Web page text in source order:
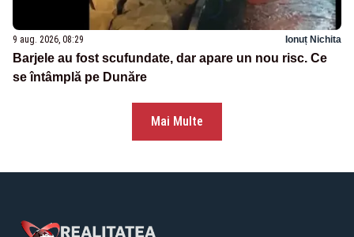
9 aug. 2026, 08:29 Ionuț Nichita
Barjele au fost scufundate, dar apare un nou risc. Ce
se întâmplă pe Dunăre
Mai Multe